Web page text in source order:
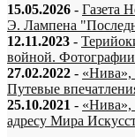
15.05.2026 - Газета
Э. Лампена
12.11.2023 -
войной. Фотографии
27.02.2022 - «Нива»,
Путевые
25.10.2021 -
адресу Мира